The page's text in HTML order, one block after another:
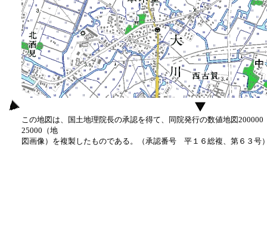
この地図は、国土地理院長の承認を得て、同院発行の数値地図
25000（地
図画像）を複製したものである。（承認番号 平１６総複、第６３号